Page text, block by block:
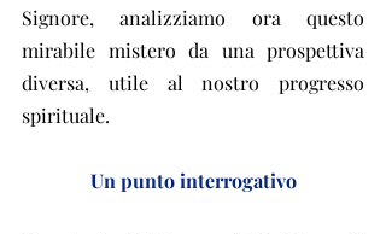
Signore, analizziamo ora questo
mirabile mistero da una prospettiva
diversa, utile al nostro progresso
spirituale.
Un punto interrogativo